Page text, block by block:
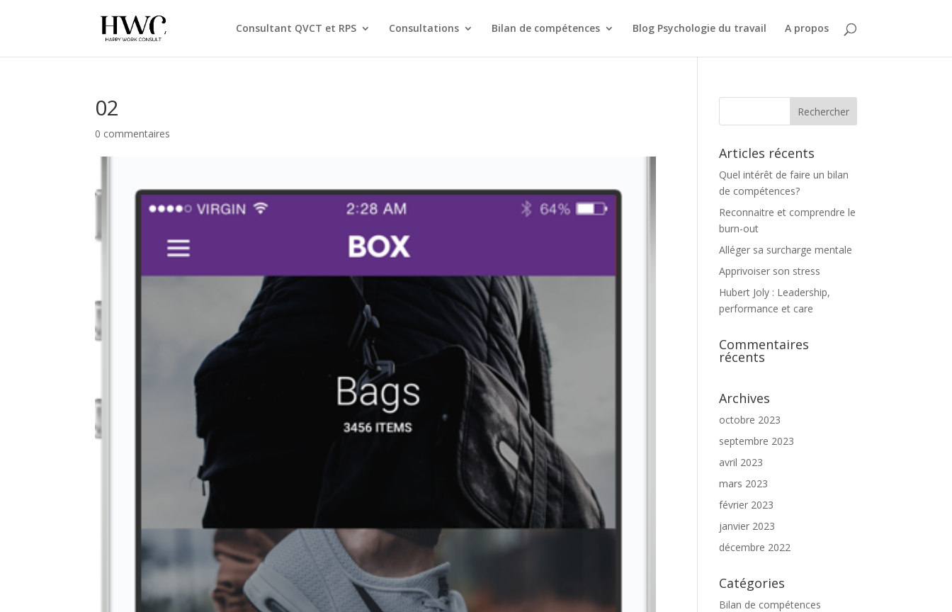
Consultant QVCT et RPS Consultations Bilan de compétences Blog Psychologie du travail A propos
02
0 commentaires
Articles récents
Quel intérêt de faire un bilan
de compétences?
Reconnaitre et comprendre le
burn-out
Alléger sa surcharge mentale
Apprivoiser son stress
Hubert Joly : Leadership,
performance et care
Commentaires
récents
Archives
octobre 2023
septembre 2023
avril 2023
mars 2023
février 2023
janvier 2023
décembre 2022
Catégories
Bilan de compétences